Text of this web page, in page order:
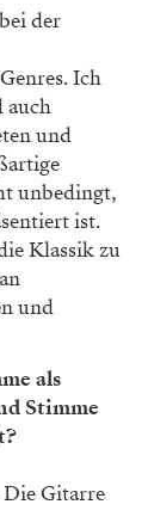
der
Ich
auch
und
unbedingt,
ist.
Klassik zu
und
als
Stimme
Gitarre